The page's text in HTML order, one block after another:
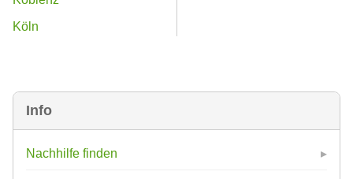
Info
Nachhilfe finden
Köln